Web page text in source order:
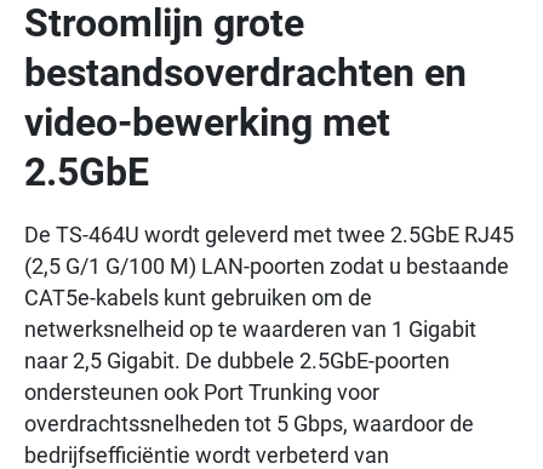
Stroomlijn grote
bestandsoverdrachten en
video-bewerking met
2.5GbE
De TS-464U wordt geleverd met twee 2.5GbE RJ45
(2,5 G/1 G/100 M) LAN-poorten zodat u bestaande
CAT5e-kabels kunt gebruiken om de
netwerksnelheid op te waarderen van 1 Gigabit
naar 2,5 Gigabit. De dubbele 2.5GbE-poorten
ondersteunen ook Port Trunking voor
overdrachtssnelheden tot 5 Gbps, waardoor de
bedrijfsefficiëntie wordt verbeterd van